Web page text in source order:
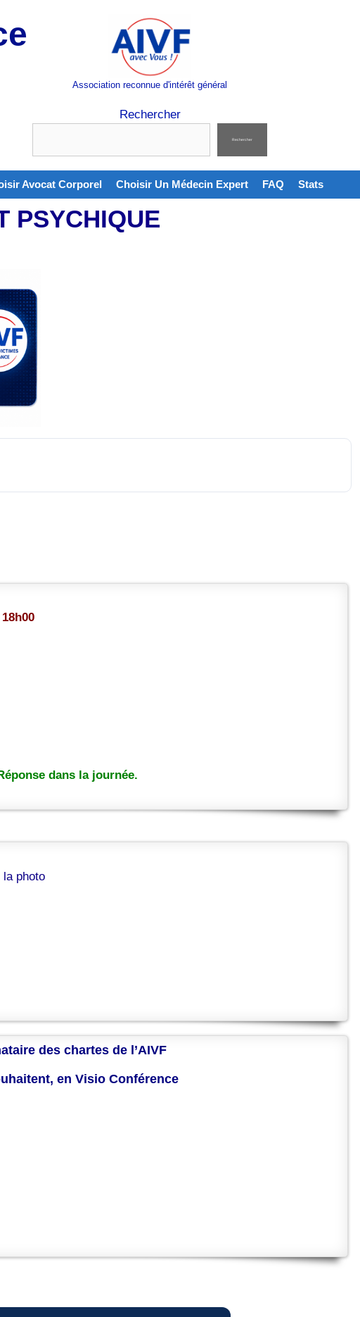
Association reconnue d'intérêt général
Rechercher
Rechercher
Avocat Corporel Choisir Un Médecin Expert FAQ Stats
PSYCHIQUE
dans la journée.
photo
des chartes de l’AIVF
en Visio Conférence